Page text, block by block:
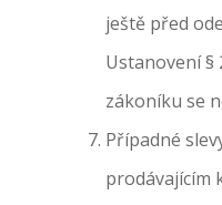
ještě před
Ustanovení §
zákoníku se
Případné
prodávajícím